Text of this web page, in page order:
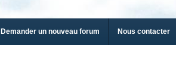
Demander un nouveau forum Nous contacter